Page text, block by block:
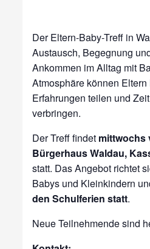
Der Eltern-Baby-Treff in
Austausch, Begegnung
Ankommen im Alltag mit
Atmosphäre können
Erfahrungen teilen und
verbringen.
Der Treff findet mittwochs
Bürgerhaus Waldau,
statt. Das Angebot richtet
Babys und Kleinkindern
den Schulferien statt.
Neue Teilnehmende sind